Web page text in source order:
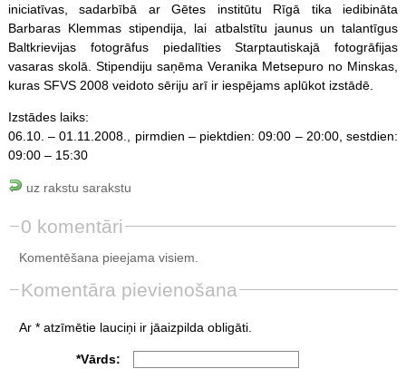
iniciatīvas, sadarbībā ar Gētes institūtu Rīgā tika iedibināta
Barbaras Klemmas stipendija, lai atbalstītu jaunus un talantīgus
Baltkrievijas fotogrāfus piedalīties Starptautiskajā fotogrāfijas
vasaras skolā. Stipendiju saņēma Veranika Metsepuro no Minskas,
kuras SFVS 2008 veidoto sēriju arī ir iespējams aplūkot izstādē.
Izstādes laiks:
06.10. – 01.11.2008., pirmdien – piektdien: 09:00 – 20:00, sestdien:
09:00 – 15:30
uz rakstu sarakstu
0 komentāri
Komentēšana pieejama visiem.
Komentāra pievienošana
Ar * atzīmētie lauciņi ir jāaizpilda obligāti.
*Vārds: